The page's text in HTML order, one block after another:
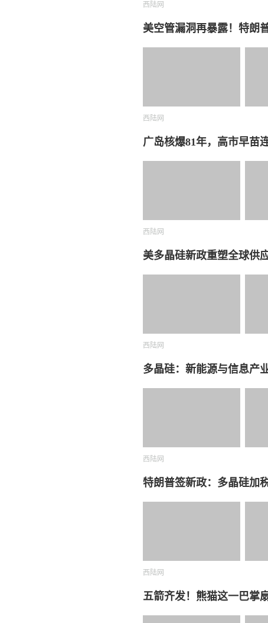
西陆网
美空管漏洞再暴露！特朗
西陆网
广岛核爆81年，高市早苗
西陆网
美多晶硅新政重塑全球供
西陆网
多晶硅：新能源与信息产
西陆网
特朗普签新政：多晶硅加
西陆网
五箭齐发！熊猫这一巴掌